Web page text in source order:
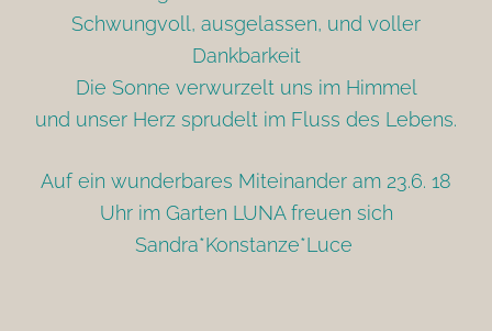
Schwungvoll, ausgelassen, und voller
Dankbarkeit
Die Sonne verwurzelt uns im Himmel
und unser Herz sprudelt im Fluss des Lebens.
Auf ein wunderbares Miteinander am 23.6. 18
Uhr im Garten LUNA freuen sich
Sandra*Konstanze*Luce